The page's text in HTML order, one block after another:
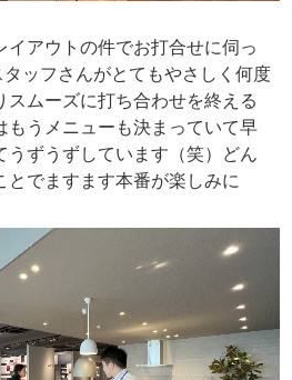
イアウトの件でお打合せに伺っ
ッフさんがとてもやさしく何度
スムーズに打ち合わせを終える
もうメニューも決まっていて早
うずうずしています（笑）どん
とでますます本番が楽しみに